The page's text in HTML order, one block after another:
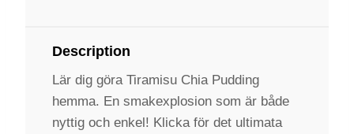
Description
Lär dig göra Tiramisu Chia Pudding
hemma. En smakexplosion som är både
nyttig och enkel! Klicka för det ultimata